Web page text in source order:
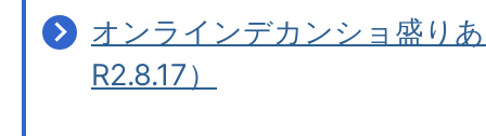
オンラインデカンショ盛り
R2.8.17）